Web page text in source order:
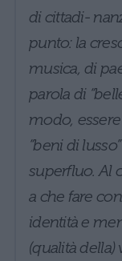
di cittadi-
punto: la
musica, di
parola di
modo,
“beni di
superfluo. Al
a che fare
identità e
(qualità